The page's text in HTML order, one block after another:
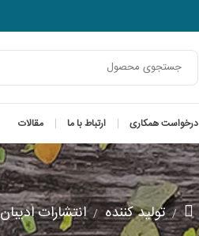
درخواست همکاری ارتباط با ما مقالات
تولید کننده انتشارات